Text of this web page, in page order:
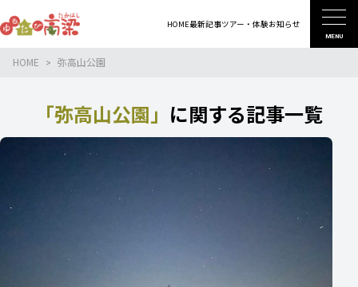
HOME最新記事ツアー・体験お知らせ
MENU
HOME 弥高山公園
「弥高山公園」 に関する記事一覧